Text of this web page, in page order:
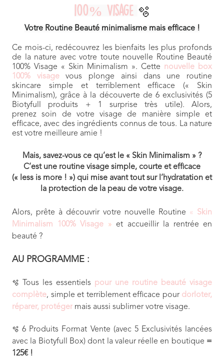
100% Visage 🫧
Votre Routine Beauté minimalisme mais efficace !
Ce mois-ci, redécouvrez les bienfaits les plus profonds
de la nature avec votre toute nouvelle Routine Beauté
100% Visage « Skin Minimalism ». Cette nouvelle box
100% visagevous plonge ainsi dans une routine
skincare simple et terriblement efficace (« Skin
Minimalism), grâce à la découverte de 6 exclusivités (5
Biotyfull produits + 1 surprise très utile). Alors,
prenez soin de votre visage de manière simple et
efficace, avec des ingrédients connus de tous. La nature
est votre meilleure amie !
Mais, savez-vous ce qu’est le « Skin Minimalism » ?
C’est une routine visage simple, courte et efficace
(« less is more ! ») qui mise avant tout sur l’hydratation et
la protection de la peau de votre visage.
Alors, prête à découvrir votre nouvelle Routine « Skin
Minimalism 100% Visage
» et accueillir la rentrée en
beauté ?
AU PROGRAMME :
🫧 Tous les essentiels pour une routine beauté visage
complète, simple et terriblement efficace pour dorloter,
réparer, protéger mais aussi sublimer votre visage.
🫧6 Produits Format Vente (avec 5 Exclusivités lancées
avec la Biotyfull Box) dont la valeur réelle en boutique =
125€ !